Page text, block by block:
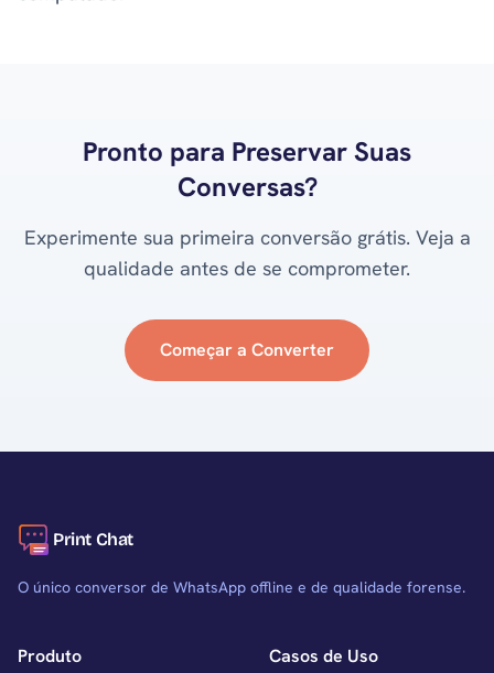
Pronto para Preservar Suas
Conversas?
Experimente sua primeira conversão grátis. Veja a
qualidade antes de se comprometer.
Começar a Converter
Print Chat
O único conversor de WhatsApp offline e de qualidade forense.
Produto Casos de Uso